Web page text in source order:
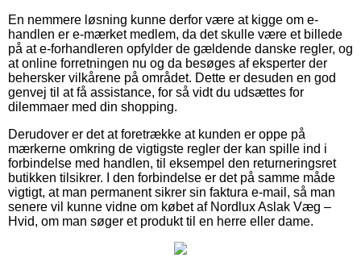
En nemmere løsning kunne derfor være at kigge om e-
handlen er e-mærket medlem, da det skulle være et billede
på at e-forhandleren opfylder de gældende danske regler, og
at online forretningen nu og da besøges af eksperter der
behersker vilkårene på området. Dette er desuden en god
genvej til at få assistance, for så vidt du udsættes for
dilemmaer med din shopping.
Derudover er det at foretrække at kunden er oppe på
mærkerne omkring de vigtigste regler der kan spille ind i
forbindelse med handlen, til eksempel den returneringsret
butikken tilsikrer. I den forbindelse er det på samme måde
vigtigt, at man permanent sikrer sin faktura e-mail, så man
senere vil kunne vidne om købet af Nordlux Aslak Væg –
Hvid, om man søger et produkt til en herre eller dame.